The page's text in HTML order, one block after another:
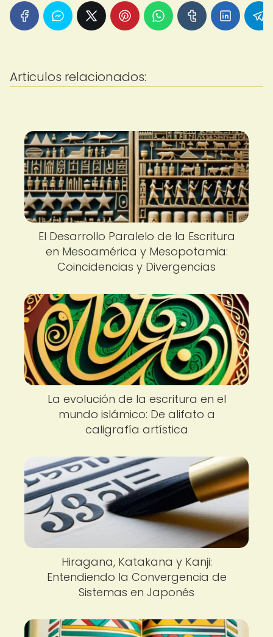
Articulos relacionados:
El Desarrollo Paralelo de la Escritura
en Mesoamérica y Mesopotamia:
Coincidencias y Divergencias
La evolución de la escritura en el
mundo islámico: De alifato a
caligrafía artística
Hiragana, Katakana y Kanji:
Entendiendo la Convergencia de
Sistemas en Japonés